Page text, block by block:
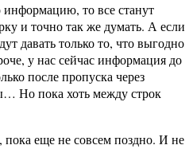
информацию, то все станут
и точно так же думать. А если
давать только то, что выгодно
у нас сейчас информация до
после пропуска через
Но пока хоть между строк
еще не совсем поздно. И не